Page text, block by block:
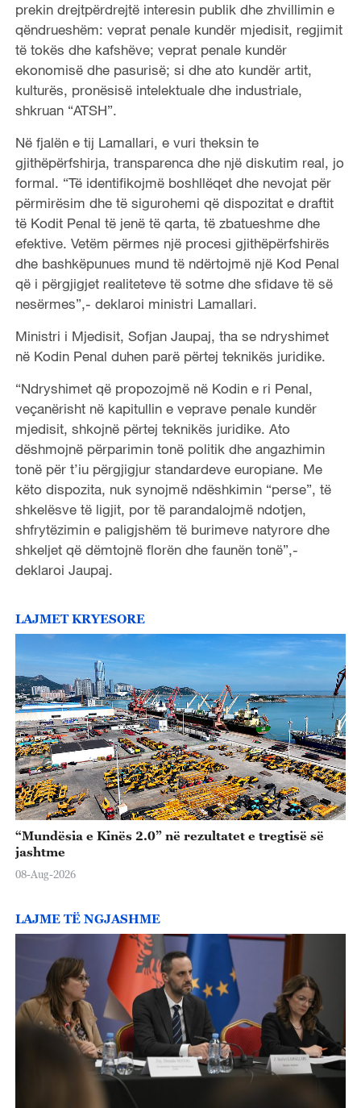
prekin drejtpërdrejtë interesin publik dhe zhvillimin e
qëndrueshëm: veprat penale kundër mjedisit, regjimit
të tokës dhe kafshëve; veprat penale kundër
ekonomisë dhe pasurisë; si dhe ato kundër artit,
kulturës, pronësisë intelektuale dhe industriale,
shkruan “ATSH”.
Në fjalën e tij Lamallari, e vuri theksin te
gjithëpërfshirja, transparenca dhe një diskutim real, jo
formal. “Të identifikojmë boshllëqet dhe nevojat për
përmirësim dhe të sigurohemi që dispozitat e draftit
të Kodit Penal të jenë të qarta, të zbatueshme dhe
efektive. Vetëm përmes një procesi gjithëpërfshirës
dhe bashkëpunues mund të ndërtojmë një Kod Penal
që i përgjigjet realiteteve të sotme dhe sfidave të së
nesërmes”,- deklaroi ministri Lamallari.
Ministri i Mjedisit, Sofjan Jaupaj, tha se ndryshimet
në Kodin Penal duhen parë përtej teknikës juridike.
“Ndryshimet që propozojmë në Kodin e ri Penal,
veçanërisht në kapitullin e veprave penale kundër
mjedisit, shkojnë përtej teknikës juridike. Ato
dëshmojnë përparimin tonë politik dhe angazhimin
tonë për t’iu përgjigjur standardeve europiane. Me
këto dispozita, nuk synojmë ndëshkimin “perse”, të
shkelësve të ligjit, por të parandalojmë ndotjen,
shfrytëzimin e paligjshëm të burimeve natyrore dhe
shkeljet që dëmtojnë florën dhe faunën tonë”,-
deklaroi Jaupaj.
LAJMET KRYESORE
“Mundësia e Kinës 2.0” në rezultatet e tregtisë së
jashtme
08-Aug-2026
LAJME TË NGJASHME